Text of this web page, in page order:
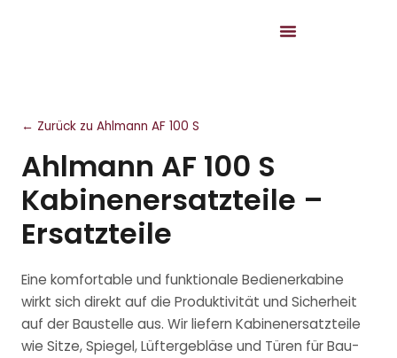
← Zurück zu Ahlmann AF 100 S
Ahlmann AF 100 S
Kabinenersatzteile –
Ersatzteile
Eine komfortable und funktionale Bedienerkabine
wirkt sich direkt auf die Produktivität und Sicherheit
auf der Baustelle aus. Wir liefern Kabinenersatzteile
wie Sitze, Spiegel, Lüftergebläse und Türen für Bau-